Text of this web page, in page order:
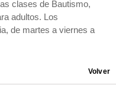
clases de Bautismo,
adultos. Los
de martes a viernes a
Volver